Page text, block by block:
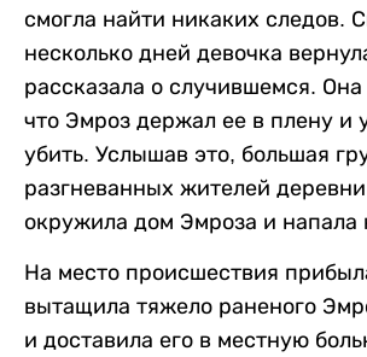
смогла найти никаких следов.
несколько дней девочка
рассказала о случившемся.
что Эмроз держал ее в плену и
убить. Услышав это, большая
разгневанных жителей
окружила дом Эмроза и напала
На место происшествия
вытащила тяжело раненого
и доставила его в местную